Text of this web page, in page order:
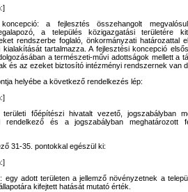
koncepció: a fejlesztés összehangolt
a település közigazgatási területére
rendszerbe foglaló, önkormányzati határozattal
tartalmazza. A fejlesztési koncepció
a természeti-művi adottságok mellett a
és az ezeket biztosító intézményi rendszernek van
helyébe a következő rendelkezés lép:
területi főépítészi hivatalt vezető, jogszabályban
rendelkező és a jogszabályban meghatározott
31-35. pontokkal egészül ki:
egy adott területen a jellemző növényzetnek a
kifejtett hatását mutató érték.